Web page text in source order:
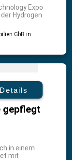
Expo
Hydrogen
GbR in
Details
gepflegt
in einem
mit